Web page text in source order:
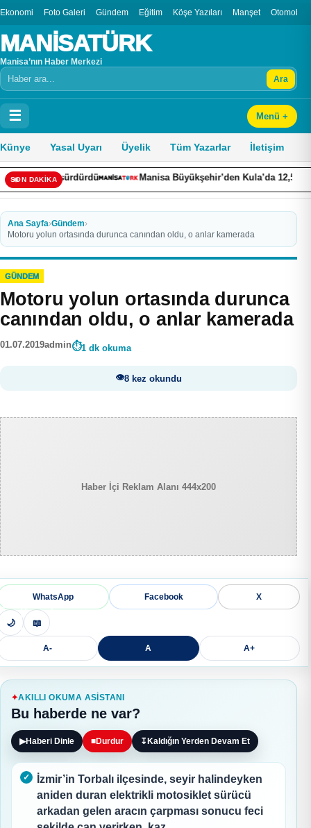
Ekonomi Foto Galeri Gündem Eğitim Köşe Yazıları Manşet Otomobil
MANİSATÜRK
Manisa’nın Haber Merkezi
Arama Ara
☰ Menü +
Künye Yasal Uyarı Üyelik Tüm Yazarlar İletişim
SON DAKİKA
Manisa Büyükşehir’den Kula’da 12,5 kilometrelik yol hamlesi
Ana Sayfa›Gündem›
Motoru yolun ortasında durunca canından oldu, o anlar kamerada
GÜNDEM
Motoru yolun ortasında durunca
canından oldu, o anlar kamerada
01.07.2019admin 1 dk okuma
8 kez okundu
Haber İçi Reklam Alanı 444x200
WhatsApp Facebook X
🌙 📖
A- A A+
AKILLI OKUMA ASISTANI
Bu haberde ne var?
▶Haberi Dinle ■Durdur ↧ Kaldığın Yerden Devam Et
İzmir’in Torbalı ilçesinde, seyir halindeyken
aniden duran elektrikli motosiklet sürücü
arkadan gelen aracın çarpması sonucu feci